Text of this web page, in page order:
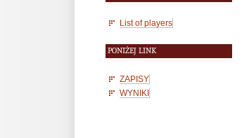
List of players
PONIŻEJ LINK
ZAPISY
WYNIKI